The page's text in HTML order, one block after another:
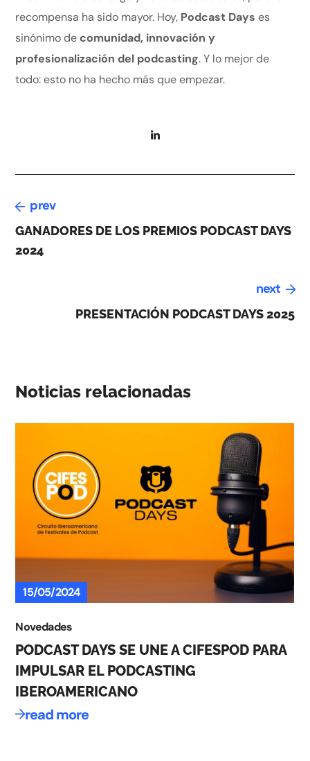
recompensa ha sido mayor. Hoy, Podcast Days es
sinónimo de comunidad, innovación y
profesionalización del podcasting. Y lo mejor de
todo: esto no ha hecho más que empezar.
prev
GANADORES DE LOS PREMIOS PODCAST DAYS
2024
next
PRESENTACIÓN PODCAST DAYS 2025
Noticias relacionadas
15/05/2024
Novedades
PODCAST DAYS SE UNE A CIFESPOD PARA
IMPULSAR EL PODCASTING
IBEROAMERICANO
read more